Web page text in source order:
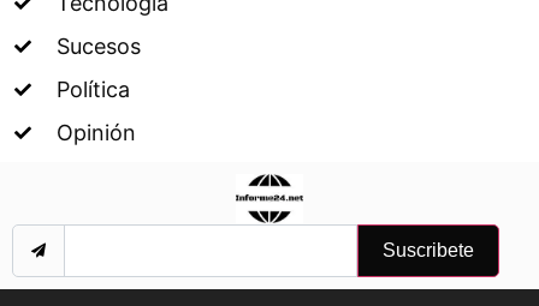
Sucesos
Política
Opinión
Suscribete